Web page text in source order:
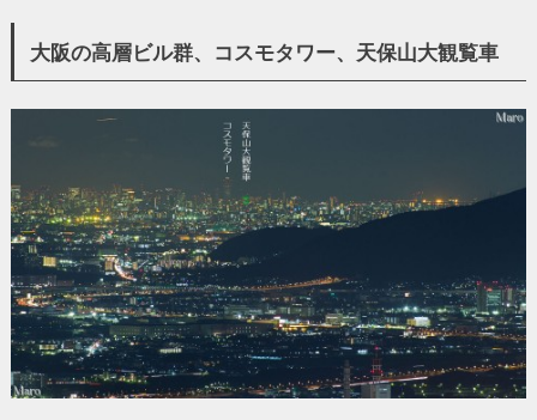
大阪の高層ビル群、コスモタワー、天保山大観覧車